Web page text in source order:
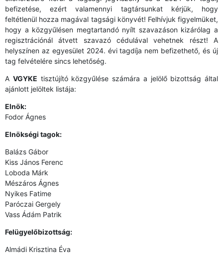
befizetése, ezért valamennyi tagtársunkat kérjük, hogy
feltétlenül hozza magával tagsági könyvét! Felhívjuk figyelmüket,
hogy a közgyűlésen megtartandó nyílt szavazáson kizárólag a
regisztrációnál átvett szavazó cédulával vehetnek részt! A
helyszínen az egyesület 2024. évi tagdíja nem befizethető, és új
tag felvételére sincs lehetőség.
A VGYKE tisztújító közgyűlése számára a jelölő bizottság által
ajánlott jelöltek listája:
Elnök:
Fodor Ágnes
Elnökségi tagok:
Balázs Gábor
Kiss János Ferenc
Loboda Márk
Mészáros Ágnes
Nyikes Fatime
Paróczai Gergely
Vass Ádám Patrik
Felügyelőbizottság:
Almádi Krisztina Éva